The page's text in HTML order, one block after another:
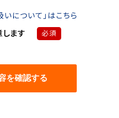
について」はこちら
ます 必須